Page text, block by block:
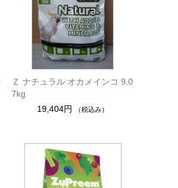
Ｚ ナチュラル オカメインコ 9.0
7kg
19,404円
（税込み）